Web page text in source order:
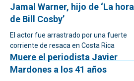
Jamal Warner, hijo de ‘La hora
de Bill Cosby’
El actor fue arrastrado por una fuerte
corriente de resaca en Costa Rica
Muere el periodista Javier
Mardones a los 41 años